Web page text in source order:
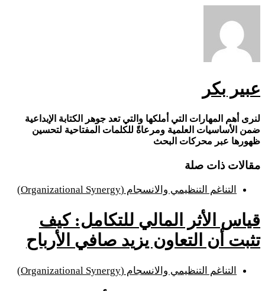
عبير بكر
لنرى أهم المهارات التي أملكها والتي تعد جوهر الكتابة الإبداعية
ضمن الأساسيات العلمية ومرعاةً للكلمات المفتاحية لتحسين
ظهورها عبر محركات البحث
مقالات ذات صلة
التناغم التنظيمي والانسجام (Organizational Synergy)
قياس الأثر المالي للتكامل: كيف
تثبت أن التعاون يزيد صافي الأرباح
التناغم التنظيمي والانسجام (Organizational Synergy)